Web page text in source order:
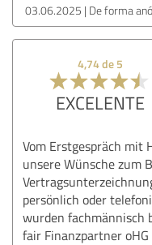
03.06.2025 De forma
4,74 de 5
EXCELENTE
Vom Erstgespräch mit
unsere Wünsche zum
persönlich oder
wurden fachmännisch
fair Finanzpartner